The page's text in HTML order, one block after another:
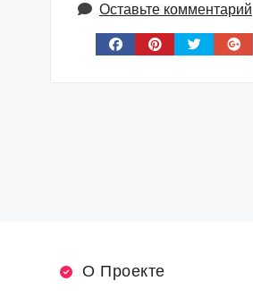
Оставьте комментарий
О Проекте